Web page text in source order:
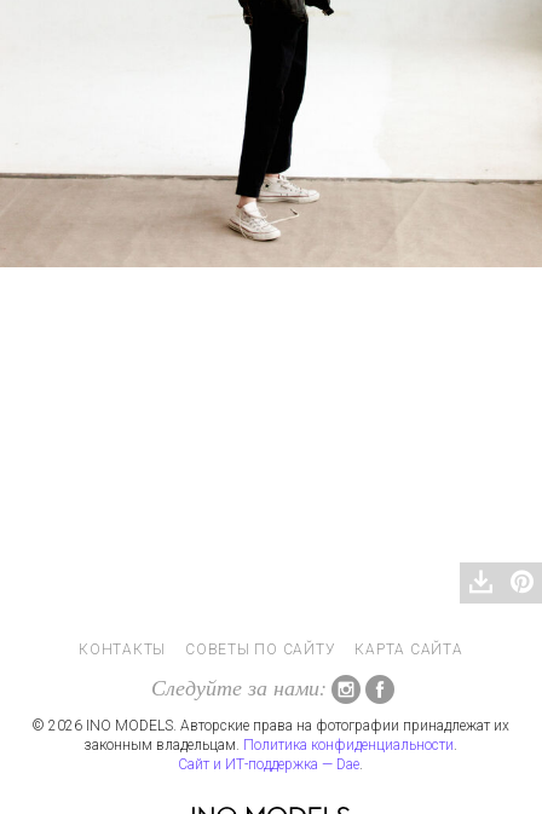
КОНТАКТЫ СОВЕТЫ ПО САЙТУ КАРТА САЙТА
Следуйте за нами:
© 2026 INO MODELS. Авторские права на фотографии принадлежат их
законным владельцам. Политика конфиденциальности.
Сайт и ИТ-поддержка — Dae.